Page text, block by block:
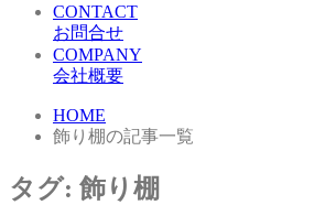
CONTACT
お問合せ
COMPANY
会社概要
HOME
飾り棚の記事一覧
タグ: 飾り棚